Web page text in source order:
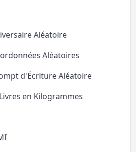
Aléatoire
Aléatoires
d'Écriture Aléatoire
en Kilogrammes